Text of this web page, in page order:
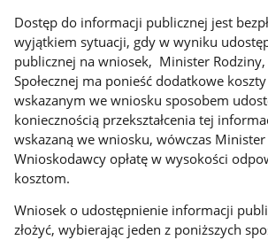
Dostęp do informacji publicznej jest
wyjątkiem sytuacji, gdy w wyniku
publicznej na wniosek, Minister
Społecznej ma ponieść dodatkowe
wskazanym we wniosku sposobem
koniecznością przekształcenia tej
wskazaną we wniosku, wówczas
Wnioskodawcy opłatę w wysokości
kosztom.
Wniosek o udostępnienie informacji
złożyć, wybierając jeden z poniższych